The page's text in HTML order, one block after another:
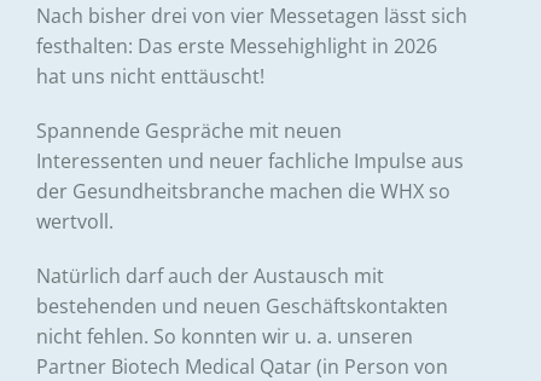
Nach bisher drei von vier Messetagen lässt sich
festhalten: Das erste Messehighlight in 2026
hat uns nicht enttäuscht!
Spannende Gespräche mit neuen
Interessenten und neuer fachliche Impulse aus
der Gesundheitsbranche machen die WHX so
wertvoll.
Natürlich darf auch der Austausch mit
bestehenden und neuen Geschäftskontakten
nicht fehlen. So konnten wir u. a. unseren
Partner Biotech Medical Qatar (in Person von